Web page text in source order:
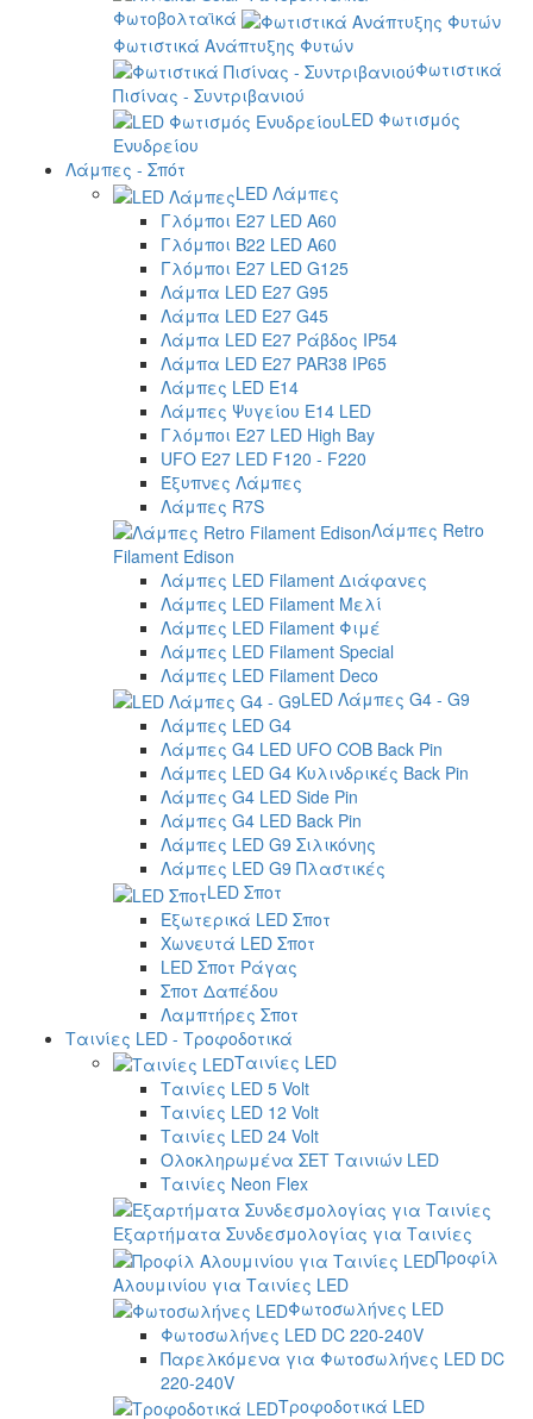
Φωτοβολταϊκά
Φωτιστικά Ανάπτυξης Φυτών
Φωτιστικά
Πισίνας - Συντριβανιού
LED Φωτισμός
Ενυδρείου
Λάμπες - Σπότ
LED Λάμπες
Γλόμποι E27 LED A60
Γλόμποι B22 LED A60
Γλόμποι E27 LED G125
Λάμπα LED E27 G95
Λάμπα LED E27 G45
Λάμπα LED E27 Ράβδος IP54
Λάμπα LED E27 PAR38 IP65
Λάμπες LED E14
Λάμπες Ψυγείου E14 LED
Γλόμποι E27 LED High Bay
UFO E27 LED F120 - F220
Έξυπνες Λάμπες
Λάμπες R7S
Λάμπες Retro
Filament Edison
Λάμπες LED Filament Διάφανες
Λάμπες LED Filament Μελί
Λάμπες LED Filament Φιμέ
Λάμπες LED Filament Special
Λάμπες LED Filament Deco
LED Λάμπες G4 - G9
Λάμπες LED G4
Λάμπες G4 LED UFO COB Back Pin
Λάμπες LED G4 Κυλινδρικές Back Pin
Λάμπες G4 LED Side Pin
Λάμπες G4 LED Back Pin
Λάμπες LED G9 Σιλικόνης
Λάμπες LED G9 Πλαστικές
LED Σποτ
Εξωτερικά LED Σποτ
Χωνευτά LED Σποτ
LED Σποτ Ράγας
Σποτ Δαπέδου
Λαμπτήρες Σποτ
Ταινίες LED - Τροφοδοτικά
Ταινίες LED
Ταινίες LED 5 Volt
Ταινίες LED 12 Volt
Ταινίες LED 24 Volt
Ολοκληρωμένα ΣΕΤ Ταινιών LED
Ταινίες Neon Flex
Εξαρτήματα Συνδεσμολογίας για Ταινίες
Προφίλ
Αλουμινίου για Ταινίες LED
Φωτοσωλήνες LED
Φωτοσωλήνες LED DC 220-240V
Παρελκόμενα για Φωτοσωλήνες LED DC
220-240V
Τροφοδοτικά LED